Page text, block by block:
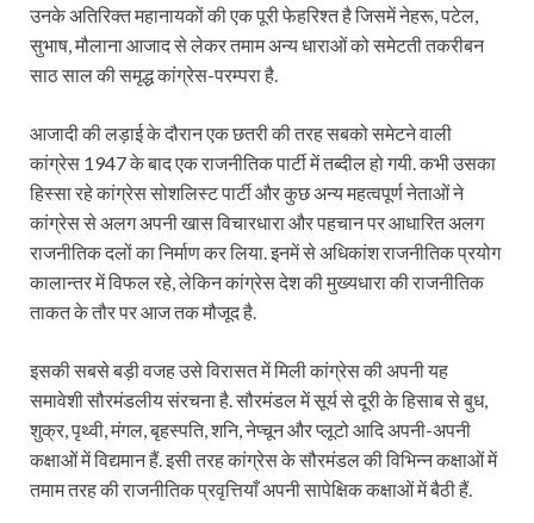
उनके अतिरिक्त महानायकों की एक पूरी फेहरिश्त है जिसमें नेहरू, पटेल,
सुभाष, मौलाना आजाद से लेकर तमाम अन्य धाराओं को समेटती तकरीबन
साठ साल की समृद्ध कांग्रेस-परम्परा है.
आजादी की लड़ाई के दौरान एक छतरी की तरह सबको समेटने वाली
कांग्रेस 1947 के बाद एक राजनीतिक पार्टी में तब्दील हो गयी. कभी उसका
हिस्सा रहे कांग्रेस सोशलिस्ट पार्टी और कुछ अन्य महत्वपूर्ण नेताओं ने
कांग्रेस से अलग अपनी खास विचारधारा और पहचान पर आधारित अलग
राजनीतिक दलों का निर्माण कर लिया. इनमें से अधिकांश राजनीतिक प्रयोग
कालान्तर में विफल रहे, लेकिन कांग्रेस देश की मुख्यधारा की राजनीतिक
ताकत के तौर पर आज तक मौजूद है.
इसकी सबसे बड़ी वजह उसे विरासत में मिली कांग्रेस की अपनी यह
समावेशी सौरमंडलीय संरचना है. सौरमंडल में सूर्य से दूरी के हिसाब से बुध,
शुक्र, पृथ्वी, मंगल, बृहस्पति, शनि, नेप्चून और प्लूटो आदि अपनी-अपनी
कक्षाओं में विद्यमान हैं. इसी तरह कांग्रेस के सौरमंडल की विभिन्न कक्षाओं में
तमाम तरह की राजनीतिक प्रवृत्तियाँ अपनी सापेक्षिक कक्षाओं में बैठी हैं.